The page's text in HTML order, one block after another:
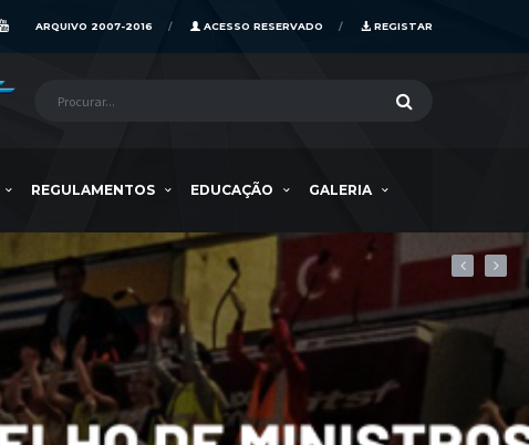
REGISTAR
ACESSO RESERVADO
ARQUIVO 2007-2016
REGULAMENTOS EDUCAÇÃO GALERIA